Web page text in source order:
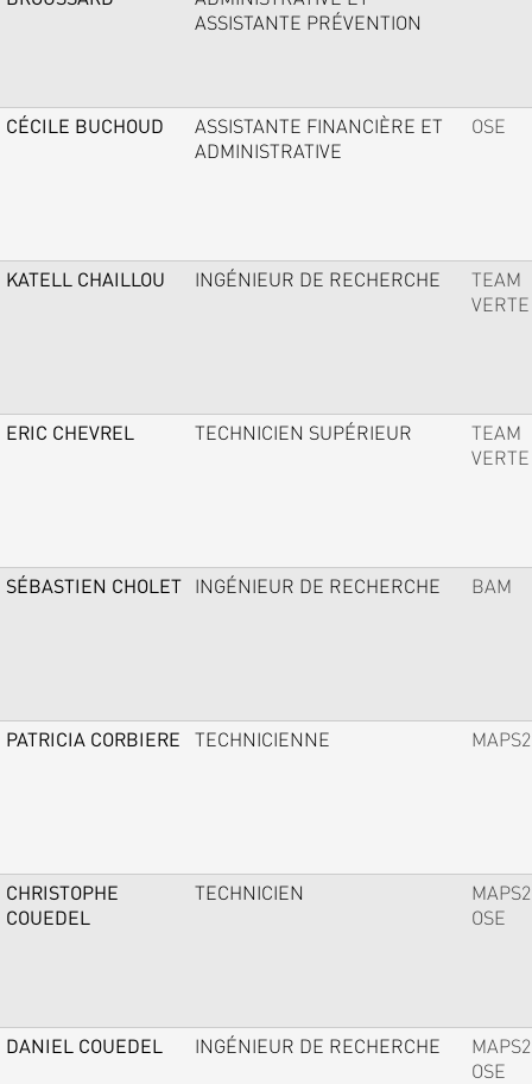
ASSISTANTE PRÉVENTION
CÉCILE BUCHOUD
ASSISTANTE FINANCIÈRE ET
ADMINISTRATIVE
OSE
KATELL CHAILLOU INGÉNIEUR DE RECHERCHE
TEAM
VERTE
ERIC CHEVREL TECHNICIEN SUPÉRIEUR
TEAM
VERTE
SÉBASTIEN CHOLET INGÉNIEUR DE RECHERCHE BAM
PATRICIA CORBIERE TECHNICIENNE MAPS2
CHRISTOPHE
COUEDEL
TECHNICIEN
MAPS2
OSE
DANIEL COUEDEL INGÉNIEUR DE RECHERCHE
MAPS2
OSE